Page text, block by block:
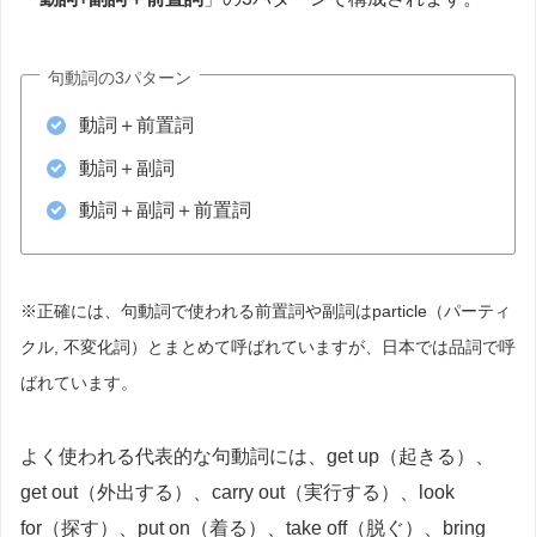
句動詞の3パターン
動詞＋前置詞
動詞＋副詞
動詞＋副詞＋前置詞
※正確には、句動詞で使われる前置詞や副詞はparticle（パーティ
クル, 不変化詞）とまとめて呼ばれていますが、日本では品詞で呼
ばれています。
よく使われる代表的な句動詞には、get up（起きる）、
get out（外出する）、carry out（実行する）、look
for（探す）、put on（着る）、take off（脱ぐ）、bring